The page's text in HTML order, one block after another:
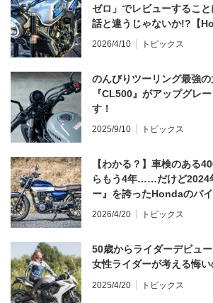
ゼロ」でレビューするこ
話と違うじゃないか!?【
てならず／CB1000F ①第
2026/4/10 トピックス
のんびりツーリング最強の
『CL500』がアップグレ
す！
2025/9/10 トピックス
【わかる？】車検のある
らもう4年……だけど2024
ー』を誇ったHondaのバ
う？
2026/4/20 トピックス
50歳からライダーデビュ
女性ライダーが考える悔
2025/4/20 トピックス